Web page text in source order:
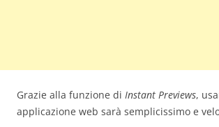
Grazie alla funzione di Instant Previews,
applicazione web sarà semplicissimo e